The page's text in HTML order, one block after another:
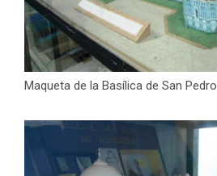
Maqueta de la Basílica de San Pedro